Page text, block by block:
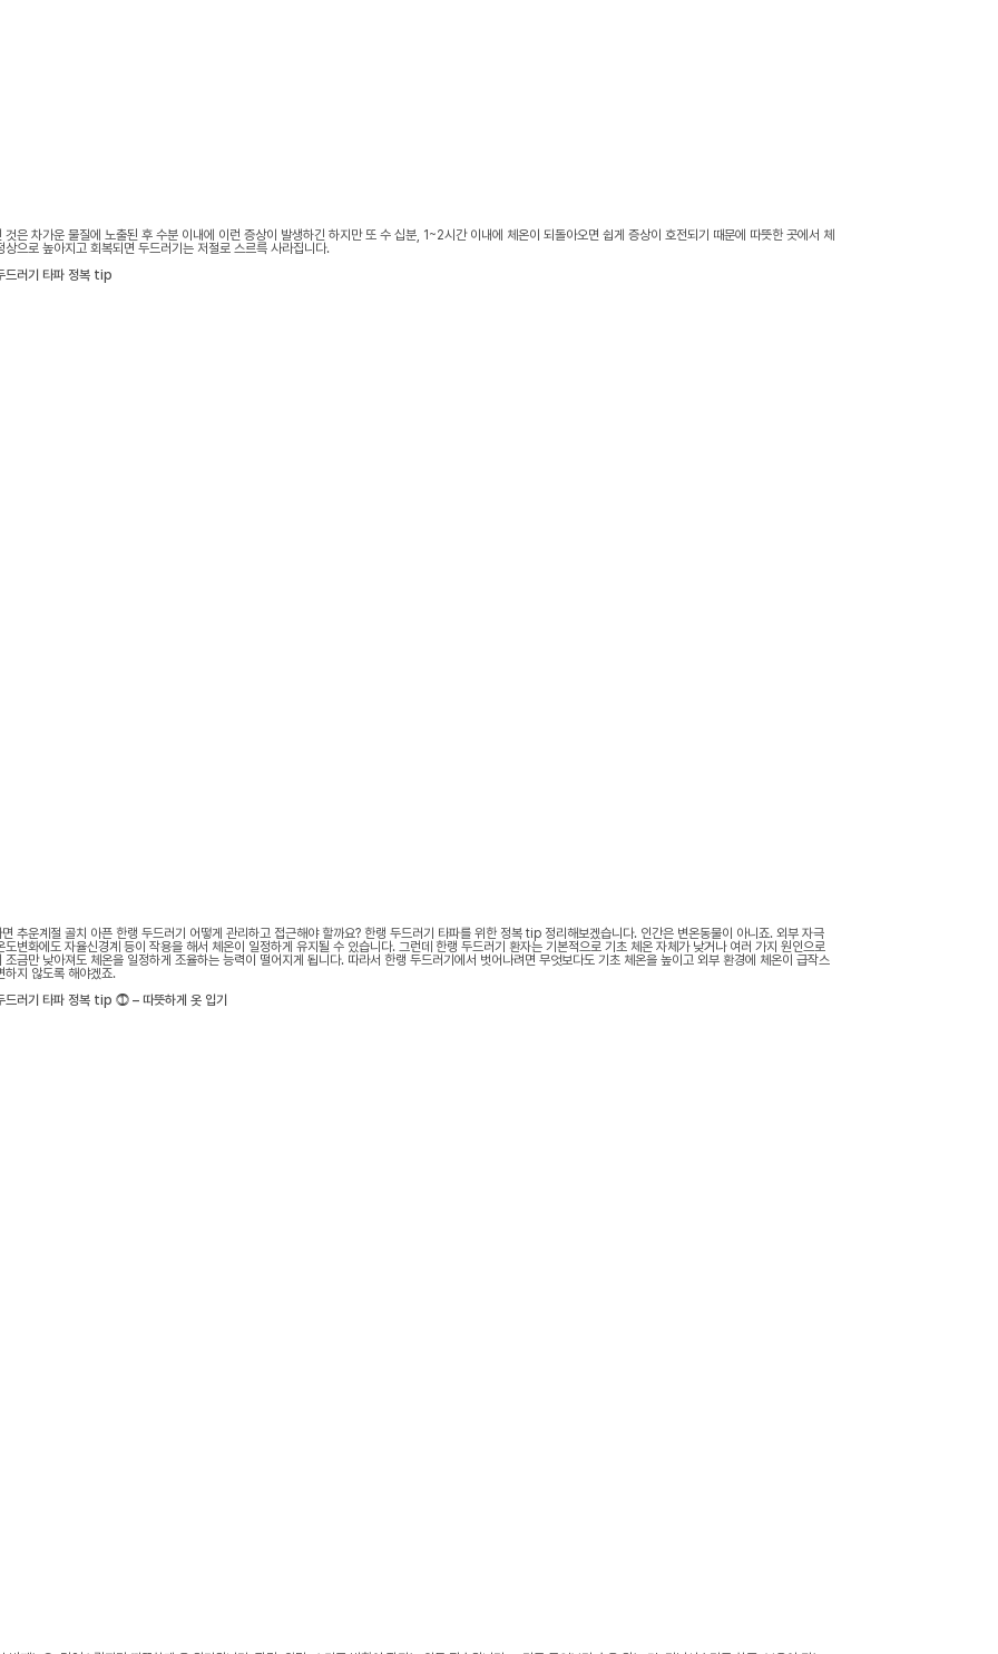
것은 차가운 물질에 노출된 후 수분 이내에 이런 증상이 발생하긴 하지만 또 수 십분, 1~2시간 이내에 체온이 되돌아오면 쉽게 증상이 호전되기 때문에 따뜻한 곳에서 체
상으로 높아지고 회복되면 두드러기는 저절로 스르륵 사라집니다.
드러기 타파 정복 tip
추운계절 골치 아픈 한랭 두드러기 어떻게 관리하고 접근해야 할까요? 한랭 두드러기 타파를 위한 정복 tip 정리해보겠습니다. 인간은 변온동물이 아니죠. 외부 자극
도변화에도 자율신경계 등이 작용을 해서 체온이 일정하게 유지될 수 있습니다. 그런데 한랭 두드러기 환자는 기본적으로 기초 체온 자체가 낮거나 여러 가지 원인으로
조금만 낮아져도 체온을 일정하게 조율하는 능력이 떨어지게 됩니다. 따라서 한랭 두드러기에서 벗어나려면 무엇보다도 기초 체온을 높이고 외부 환경에 체온이 급작스
하지 않도록 해야겠죠.
드러기 타파 정복 tip ⓵ – 따뜻하게 옷 입기